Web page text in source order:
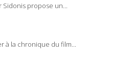
propose un...
à la chronique du film...